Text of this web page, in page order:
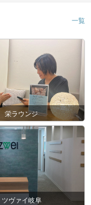
一覧
栄ラウンジ
ツヴァイ岐阜